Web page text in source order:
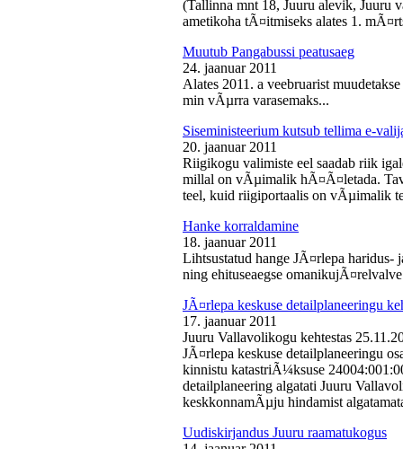
(Tallinna mnt 18, Juuru alevik, Juuru
ametikoha tÃ¤itmiseks alates 1.
Muutub Pangabussi peatusaeg
24. jaanuar 2011
Alates 2011. a veebruarist
min vÃµrra varasemaks...
Siseministeerium kutsub tellima e-
20. jaanuar 2011
Riigikogu valimiste eel saadab riik
millal on vÃµimalik hÃ¤Ã¤letada.
teel, kuid riigiportaalis on vÃµimalik
Hanke korraldamine
18. jaanuar 2011
Lihtsustatud hange JÃ¤rlepa
ning ehituseaegse
JÃ¤rlepa keskuse detailplaneeringu
17. jaanuar 2011
Juuru Vallavolikogu kehtestas
JÃ¤rlepa keskuse detailplaneeringu
kinnistu katastriÃ¼ksuse
detailplaneering algatati Juuru
keskkonnamÃµju hindamist
Uudiskirjandus Juuru raamatukogus